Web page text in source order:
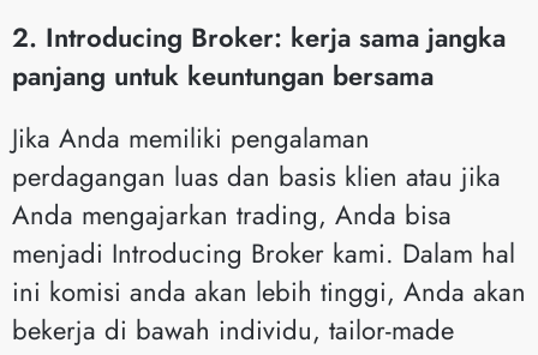
2. Introducing Broker: kerja sama jangka
panjang untuk keuntungan bersama
Jika Anda memiliki pengalaman
perdagangan luas dan basis klien atau jika
Anda mengajarkan trading, Anda bisa
menjadi Introducing Broker kami. Dalam hal
ini komisi anda akan lebih tinggi, Anda akan
bekerja di bawah individu, tailor-made